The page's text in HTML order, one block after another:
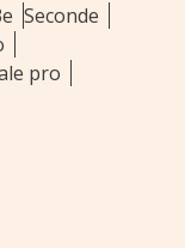
Seconde
pro